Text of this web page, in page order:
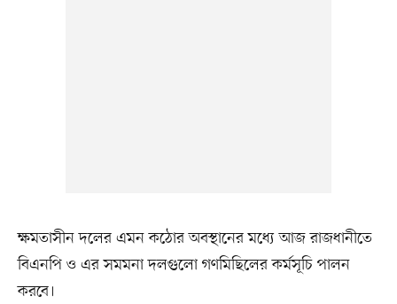
ক্ষমতাসীন দলের এমন কঠোর অবস্থানের মধ্যে আজ রাজধানীতে
বিএনপি ও এর সমমনা দলগুলো গণমিছিলের কর্মসূচি পালন
করবে।